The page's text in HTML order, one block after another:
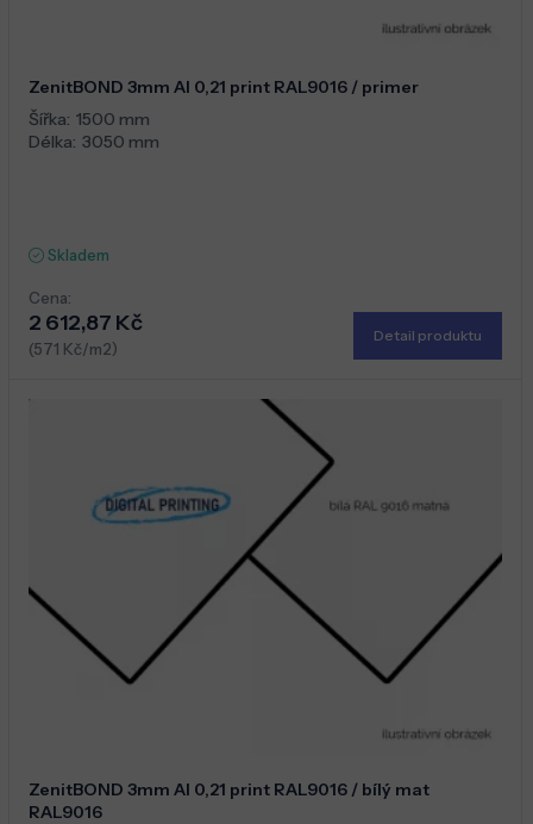
ZenitBOND 3mm Al 0,21 print RAL9016 / primer
Šířka: 1500 mm
Délka: 3050 mm
Skladem
Cena:
2 612,87 Kč
(571 Kč/m2)
Detail produktu
ZenitBOND 3mm Al 0,21 print RAL9016 / bílý mat
RAL9016